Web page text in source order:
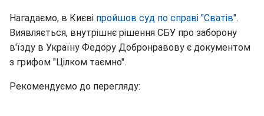
Нагадаємо, в Києві пройшов суд по справі "Сватів".
Виявляється, внутрішнє рішення СБУ про заборону
в'їзду в Україну Федору Добронравову є документом
з грифом "Цілком таємно".
Рекомендуємо до перегляду: